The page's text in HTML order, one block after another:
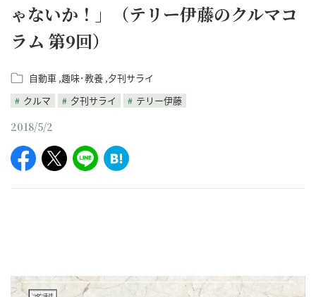
ゃないか！」（テリー伊藤のクルマコ
ラム 第9回）
自動車 趣味･教養 夕刊サライ
クルマ
夕刊サライ テリー伊藤
2018/5/2